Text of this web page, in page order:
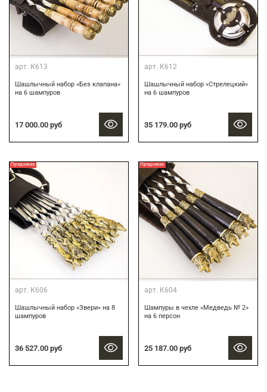
арт. К613
Шашлычный набор «Без клапана»
на 6 шампуров
17 000.00 руб
арт. К612
Шашлычный набор «Стрелецкий»
на 6 шампуров
35 179.00 руб
Предзаказ
арт. К606
Шашлычный набор «Звери» на 8
шампуров
36 527.00 руб
Предзаказ
арт. К604
Шампуры в чехле «Медведь № 2»
на 6 персон
25 187.00 руб